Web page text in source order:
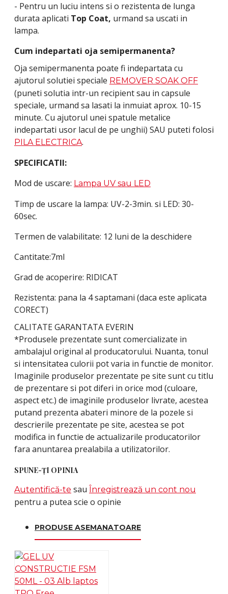
- Pentru un luciu intens si o rezistenta de lunga
durata aplicati Top Coat, urmand sa uscati in
lampa.
Cum indepartati oja semipermanenta?
Oja semipermanenta poate fi indepartata cu
ajutorul solutiei speciale REMOVER SOAK OFF
(puneti solutia intr-un recipient sau in capsule
speciale, urmand sa lasati la inmuiat aprox. 10-15
minute. Cu ajutorul unei spatule metalice
indepartati usor lacul de pe unghii) SAU puteti folosi
PILA ELECTRICA.
SPECIFICATII:
Mod de uscare: Lampa UV sau LED
Timp de uscare la lampa: UV-2-3min. si LED: 30-
60sec.
Termen de valabilitate: 12 luni de la deschidere
Cantitate:7ml
Grad de acoperire: RIDICAT
Rezistenta: pana la 4 saptamani (daca este aplicata
CORECT)
CALITATE GARANTATA EVERIN
*Produsele prezentate sunt comercializate in
ambalajul original al producatorului. Nuanta, tonul
si intensitatea culorii pot varia in functie de monitor.
Imaginile produselor prezentate pe site sunt cu titlu
de prezentare si pot diferi in orice mod (culoare,
aspect etc.) de imaginile produselor livrate, acestea
putand prezenta abateri minore de la pozele si
descrierile prezentate pe site, acestea se pot
modifica in functie de actualizarile producatorilor
fara anuntarea prealabila a utilizatorilor.
SPUNE-ŢI OPINIA
Autentifică-te sau Înregistrează un cont nou
pentru a putea scie o opinie
PRODUSE ASEMANATOARE